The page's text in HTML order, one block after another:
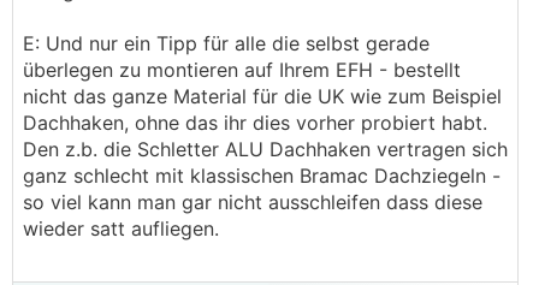
E: Und nur ein Tipp für alle die selbst gerade
überlegen zu montieren auf Ihrem EFH - bestellt
nicht das ganze Material für die UK wie zum Beispiel
Dachhaken, ohne das ihr dies vorher probiert habt.
Den z.b. die Schletter ALU Dachhaken vertragen sich
ganz schlecht mit klassischen Bramac Dachziegeln -
so viel kann man gar nicht ausschleifen dass diese
wieder satt aufliegen.